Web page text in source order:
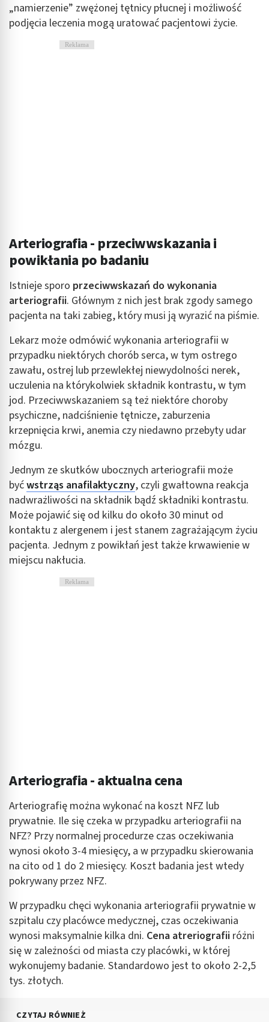
„namierzenie” zwężonej tętnicy płucnej i możliwość
podjęcia leczenia mogą uratować pacjentowi życie.
Reklama
Arteriografia - przeciwwskazania i
powikłania po badaniu
Istnieje sporo przeciwwskazań do wykonania
arteriografii. Głównym z nich jest brak zgody samego
pacjenta na taki zabieg, który musi ją wyrazić na piśmie.
Lekarz może odmówić wykonania arteriografii w
przypadku niektórych chorób serca, w tym ostrego
zawału, ostrej lub przewlekłej niewydolności nerek,
uczulenia na którykolwiek składnik kontrastu, w tym
jod. Przeciwwskazaniem są też niektóre choroby
psychiczne, nadciśnienie tętnicze, zaburzenia
krzepnięcia krwi, anemia czy niedawno przebyty udar
mózgu.
Jednym ze skutków ubocznych arteriografii może
byćwstrząs anafilaktyczny, czyli gwałtowna reakcja
nadwrażliwości na składnik bądź składniki kontrastu.
Może pojawić się od kilku do około 30 minut od
kontaktu z alergenem i jest stanem zagrażającym życiu
pacjenta. Jednym z powikłań jest także krwawienie w
miejscu nakłucia.
Reklama
Arteriografia - aktualna cena
Arteriografię można wykonać na koszt NFZ lub
prywatnie. Ile się czeka w przypadku arteriografii na
NFZ? Przy normalnej procedurze czas oczekiwania
wynosi około 3-4 miesięcy, a w przypadku skierowania
na cito od 1 do 2 miesięcy. Koszt badania jest wtedy
pokrywany przez NFZ.
W przypadku chęci wykonania arteriografii prywatnie w
szpitalu czy placówce medycznej, czas oczekiwania
wynosi maksymalnie kilka dni. Cena atreriografii różni
się w zależności od miasta czy placówki, w której
wykonujemy badanie. Standardowo jest to około 2-2,5
tys. złotych.
CZYTAJ RÓWNIEŻ
Pomiar efektywności reklam
Pomiar efektywności treści
Niezbędne
Reklama / śledzenie